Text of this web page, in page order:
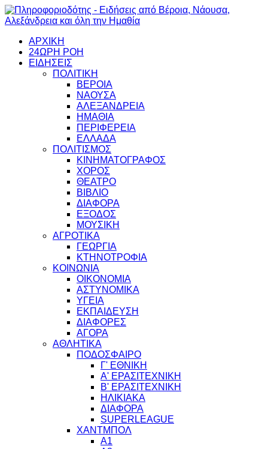
ΑΡΧΙΚΗ
24ΩΡΗ ΡΟΗ
ΕΙΔΗΣΕΙΣ
ΠΟΛΙΤΙΚΗ
ΒΕΡΟΙΑ
ΝΑΟΥΣΑ
ΑΛΕΞΑΝΔΡΕΙΑ
ΗΜΑΘΙΑ
ΠΕΡΙΦΕΡΕΙΑ
ΕΛΛΑΔΑ
ΠΟΛΙΤΙΣΜΟΣ
ΚΙΝΗΜΑΤΟΓΡΑΦΟΣ
ΧΟΡΟΣ
ΘΕΑΤΡΟ
ΒΙΒΛΙΟ
ΔΙΑΦΟΡΑ
ΕΞΟΔΟΣ
ΜΟΥΣΙΚΗ
ΑΓΡΟΤΙΚΑ
ΓΕΩΡΓΙΑ
ΚΤΗΝΟΤΡΟΦΙΑ
ΚΟΙΝΩΝΙΑ
ΟΙΚΟΝΟΜΙΑ
ΑΣΤΥΝΟΜΙΚΑ
ΥΓΕΙΑ
ΕΚΠΑΙΔΕΥΣΗ
ΔΙΑΦΟΡΕΣ
ΑΓΟΡΑ
ΑΘΛΗΤΙΚΑ
ΠΟΔΟΣΦΑΙΡΟ
Γ' ΕΘΝΙΚΗ
Α' ΕΡΑΣΙΤΕΧΝΙΚΗ
Β' ΕΡΑΣΙΤΕΧΝΙΚΗ
ΗΛΙΚΙΑΚΑ
ΔΙΑΦΟΡΑ
SUPERLEAGUE
ΧΑΝΤΜΠΟΛ
Α1